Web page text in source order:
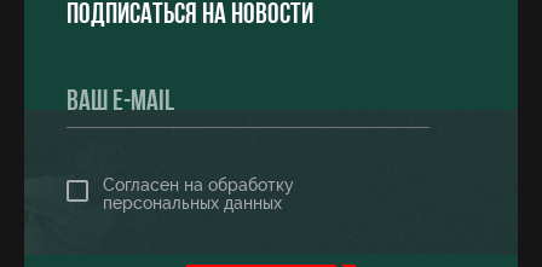
Подписаться на новости
Согласен на обработку
персональных данных